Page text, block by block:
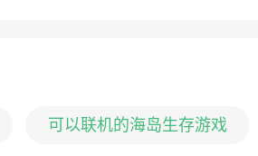
可以联机的海岛生存游戏